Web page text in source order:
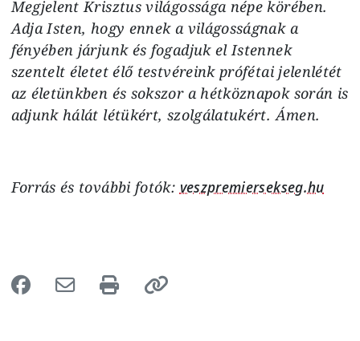
Megjelent Krisztus világossága népe körében.
Adja Isten, hogy ennek a világosságnak a
fényében járjunk és fogadjuk el Istennek
szentelt életet élő testvéreink prófétai jelenlétét
az életünkben és sokszor a hétköznapok során is
adjunk hálát létükért, szolgálatukért. Ámen.
Forrás és további fotók: veszpremiersekseg.hu